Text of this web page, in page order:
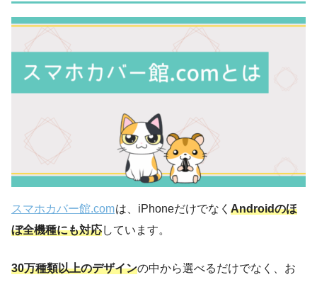
スマホカバー館.comは、iPhoneだけでなく Androidのほ
ぼ全機種にも対応しています。
30万種類以上のデザインの中から選べるだけでなく、お